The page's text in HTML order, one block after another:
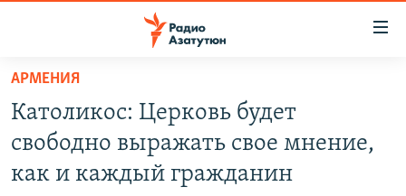
Перейти
основному
содержанию
НОВОСТИ
АРМЕНИЯ
Католикос: Церковь будет
свободно выражать свое мнение,
как и каждый гражданин